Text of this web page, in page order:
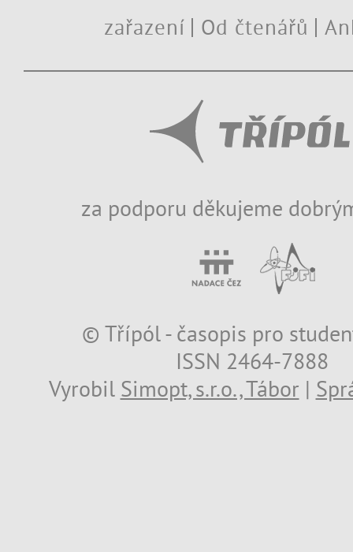
zařazení
Od čtenářů
za podporu děkujeme
© Třípól - časopis pro
ISSN 2464-7888
Vyrobil Simopt, s.r.o., Tábor |